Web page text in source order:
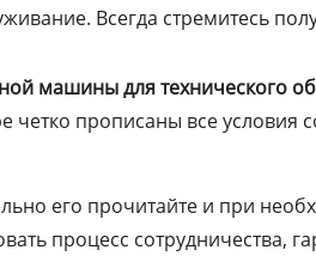
Всегда стремитесь
машины для технического
четко прописаны все условия
его прочитайте и при
процесс сотрудничества,